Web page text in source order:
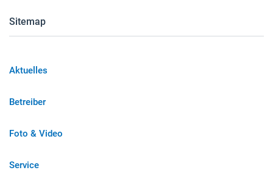
Sitemap
Aktuelles
Betreiber
Foto & Video
Service